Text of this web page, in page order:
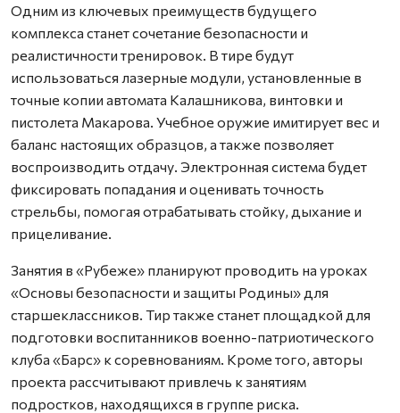
Одним из ключевых преимуществ будущего
комплекса станет сочетание безопасности и
реалистичности тренировок. В тире будут
использоваться лазерные модули, установленные в
точные копии автомата Калашникова, винтовки и
пистолета Макарова. Учебное оружие имитирует вес и
баланс настоящих образцов, а также позволяет
воспроизводить отдачу. Электронная система будет
фиксировать попадания и оценивать точность
стрельбы, помогая отрабатывать стойку, дыхание и
прицеливание.
Занятия в «Рубеже» планируют проводить на уроках
«Основы безопасности и защиты Родины» для
старшеклассников. Тир также станет площадкой для
подготовки воспитанников военно-патриотического
клуба «Барс» к соревнованиям. Кроме того, авторы
проекта рассчитывают привлечь к занятиям
подростков, находящихся в группе риска.